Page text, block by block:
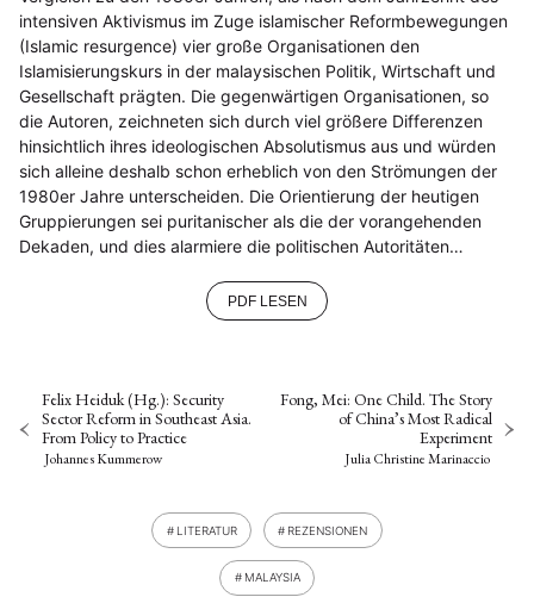
intensiven Aktivismus im Zuge islamischer Reformbewegungen
(Islamic resurgence) vier große Organisationen den
Islamisierungskurs in der malaysischen Politik, Wirtschaft und
Gesellschaft prägten. Die gegenwärtigen Organisationen, so
die Autoren, zeichneten sich durch viel größere Differenzen
hinsichtlich ihres ideologischen Absolutismus aus und würden
sich alleine deshalb schon erheblich von den Strömungen der
1980er Jahre unterscheiden. Die Orientierung der heutigen
Gruppierungen sei puritanischer als die der vorangehenden
Dekaden, und dies alarmiere die politischen Autoritäten…
PDF LESEN
Felix Heiduk (Hg.): Security
Sector Reform in Southeast Asia.
From Policy to Practice
Johannes Kummerow
Fong, Mei: One Child. The Story
of China’s Most Radical
Experiment
Julia Christine Marinaccio
LITERATUR REZENSIONEN
MALAYSIA